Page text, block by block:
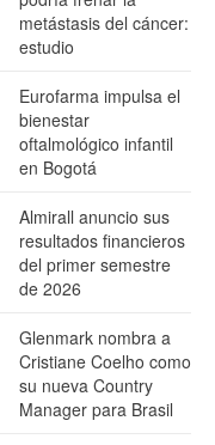
metástasis del cáncer:
estudio
Eurofarma impulsa el
bienestar
oftalmológico infantil
en Bogotá
Almirall anuncio sus
resultados financieros
del primer semestre
de 2026
Glenmark nombra a
Cristiane Coelho como
su nueva Country
Manager para Brasil